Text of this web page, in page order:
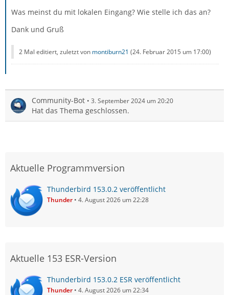
Was meinst du mit lokalen Eingang? Wie stelle ich das an?
Dank und Gruß
2 Mal editiert, zuletzt von montiburn21 (24. Februar 2015 um 17:00)
Community-Bot 3. September 2024 um 20:20
Hat das Thema geschlossen.
Aktuelle Programmversion
Thunderbird 153.0.2 veröffentlicht
Thunder 4. August 2026 um 22:28
Aktuelle 153 ESR-Version
Thunderbird 153.0.2 ESR veröffentlicht
Thunder 4. August 2026 um 22:34